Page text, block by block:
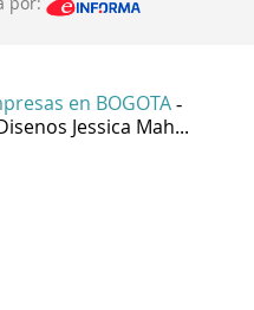
en BOGOTA -
Jessica Mah...